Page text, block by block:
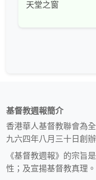
天堂之窗
基督教週報簡介
香港華人基督教聯會為
九六四年八月三十日創
《基督教週報》的宗旨
性；及宣揚基督教真理。